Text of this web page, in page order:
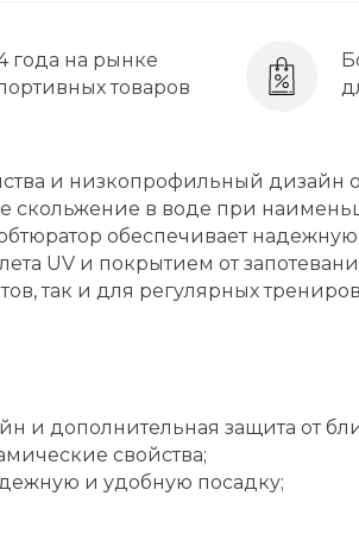
года на рынке
товаров
и низкопрофильный дизайн
скольжение в воде при
обеспечивает
UV и покрытием от
так и для регулярных
и дополнительная защита от
свойства;
и удобную посадку;